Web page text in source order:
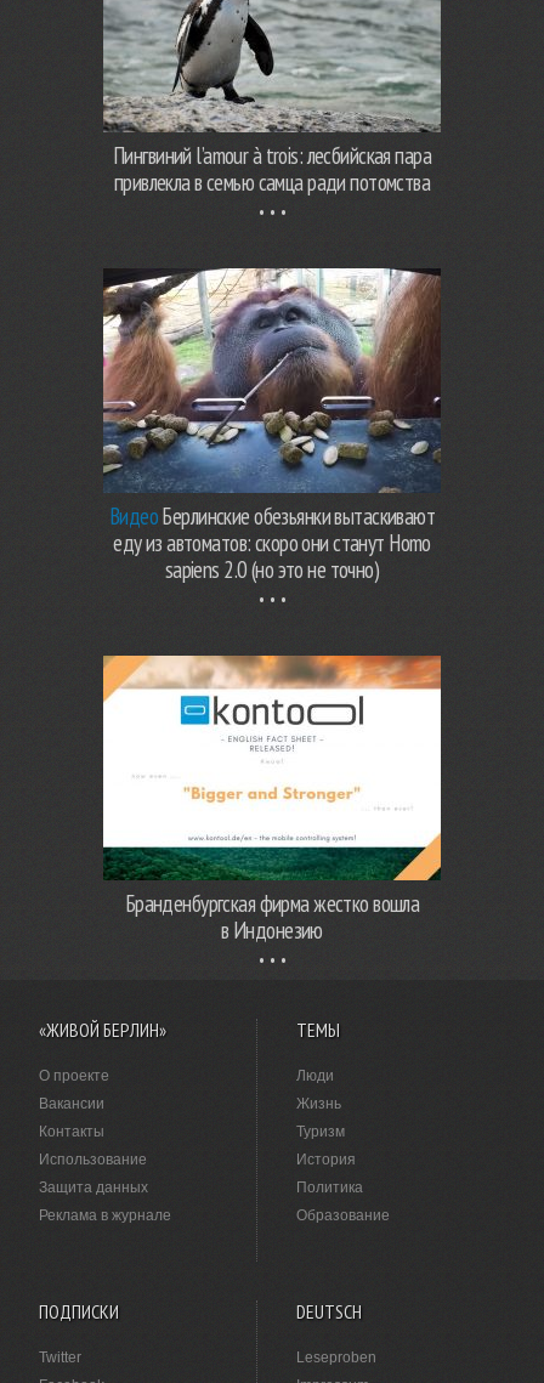
Пингвиний l’amour à trois: лесбийская пара
привлекла в семью самца ради потомства
ВидеоБерлинские обезьянки вытаскивают
еду из автоматов: скоро они станут Homo
sapiens 2.0 (но это не точно)
Бранденбургская фирма жестко вошла
в Индонезию
«ЖИВОЙ БЕРЛИН»
О проекте
Вакансии
Контакты
Использование
Защита данных
Реклама в журнале
ТЕМЫ
Люди
Жизнь
Туризм
История
Политика
Образование
ПОДПИСКИ
Twitter
DEUTSCH
Leseproben